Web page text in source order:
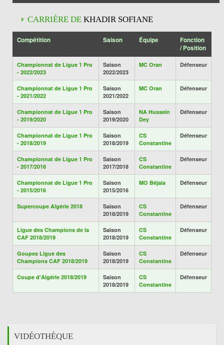
CARRIÈRE DE KHADIR SOFIANE
Compétition Saison Équipe
Fonction
/ Position
Championnat de Ligue 1 Pro
- 2022/2023
Saison
2022/2023
MC Oran Défenseur
Championnat de Ligue 1 Pro
- 2021/2022
Saison
2021/2022
MC Oran Défenseur
Championnat de Ligue 1 Pro
- 2019/2020
Saison
2019/2020
NA Hussein
Dey
Défenseur
Championnat de Ligue 1 Pro
- 2018/2019
Saison
2018/2019
CS
Constantine
Défenseur
Championnat de Ligue 1 Pro
- 2017/2018
Saison
2017/2018
CS
Constantine
Défenseur
Championnat de Ligue 1 Pro
- 2015/2016
Saison
2015/2016
MO Béjaia Défenseur
Supercoupe Algérie 2018
Saison
2018/2019
CS
Constantine
Défenseur
Ligue des Champions de la
CAF 2018/2019
Saison
2018/2019
CS
Constantine
Défenseur
Goupes Ligue des
Champions CAF 2018/2019
Saison
2018/2019
CS
Constantine
Défenseur
Coupe d'Algérie 2018/2019
Saison
2018/2019
CS
Constantine
Défenseur
VIDÉOTHÈQUE